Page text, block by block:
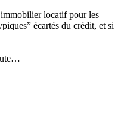
locatif pour les
écartés du crédit, et si